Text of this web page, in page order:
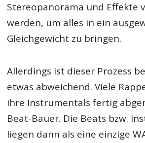
Stereopanorama und Effekte
werden, um alles in ein
Gleichgewicht zu bringen.
Allerdings ist dieser Prozess
etwas abweichend. Viele
ihre Instrumentals fertig
Beat-Bauer. Die Beats bzw.
liegen dann als eine einzige